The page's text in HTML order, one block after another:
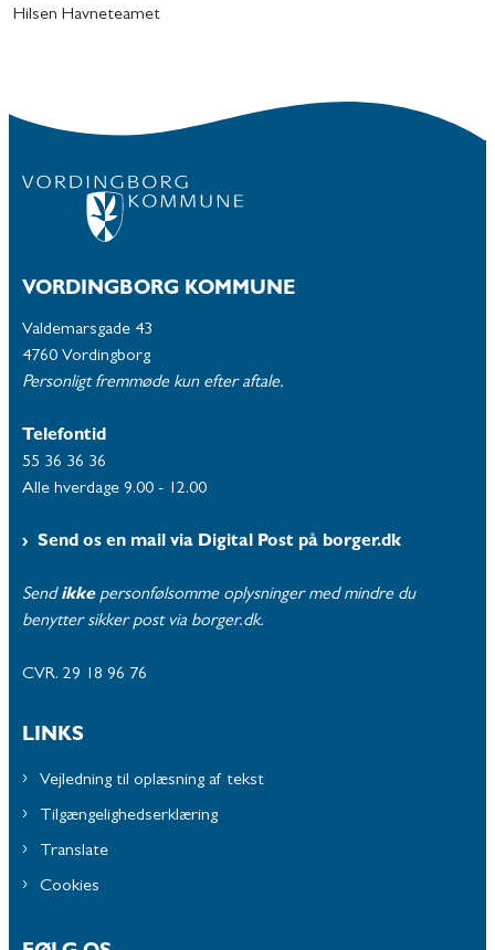
Hilsen Havneteamet
VORDINGBORG KOMMUNE
Valdemarsgade 43
4760 Vordingborg
Personligt fremmøde kun efter aftale.
Telefontid
55 36 36 36
Alle hverdage 9.00 - 12.00
Send os en mail via Digital Post på borger.dk
Send ikke personfølsomme oplysninger med mindre du
benytter sikker post via borger.dk.
CVR. 29 18 96 76
LINKS
Vejledning til oplæsning af tekst
Tilgængelighedserklæring
Translate
Cookies